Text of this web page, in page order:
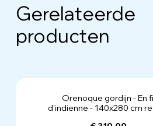
Gerelateerde
producten
Orenoque gordijn - En
d'indienne - 140x280 cm